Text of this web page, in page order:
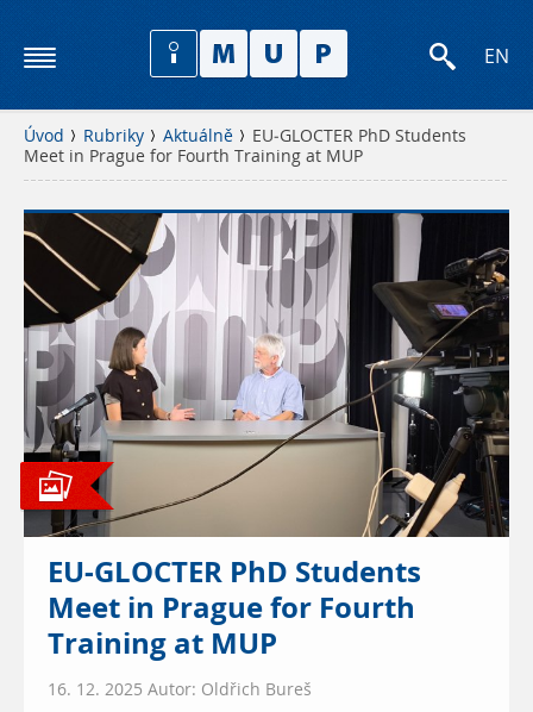
EN
Úvod Rubriky Aktuálně
EU-GLOCTER PhD Students
Meet in Prague for Fourth Training at MUP
EU-GLOCTER PhD Students
Meet in Prague for Fourth
Training at MUP
16. 12. 2025 Autor: Oldřich Bureš